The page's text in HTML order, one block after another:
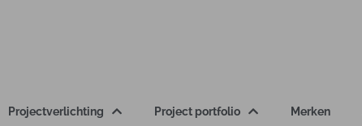
Projectverlichting Project portfolio Merken